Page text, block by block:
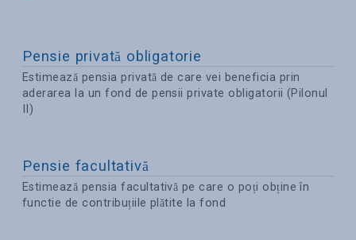
Pensie privată obligatorie
Estimează pensia privată de care vei beneficia prin
aderarea la un fond de pensii private obligatorii (Pilonul
II)
Pensie facultativă
Estimează pensia facultativă pe care o poți obține în
functie de contribuțiile plătite la fond